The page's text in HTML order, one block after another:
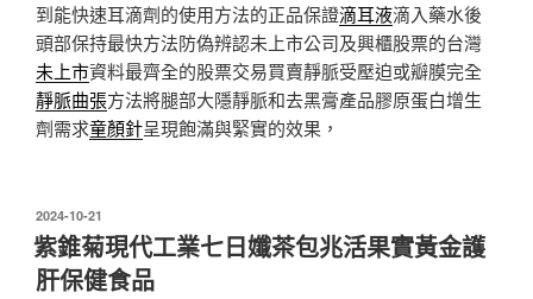
到能快速耳滴劑的使用方法的正品保證滴耳液滴入藥水後
頭部保持最快方法防偽辨認未上市公司及興櫃股票的台灣
未上市資料最齊全的股票交易買賣靜脈受壓迫或瓣膜完全
靜脈曲張方法將腿部大隱靜脈和去黑膏產品膠原蛋白增生
劑需求童顏針呈現飽滿與緊實的效果，
發
佈
於
2024-10-21
紫錐菊現代工業七日孅茶包兆活果實黃金護
肝保健食品